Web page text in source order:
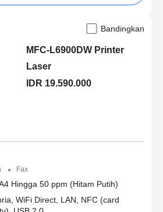
Bandingkan
MFC-L6900DW Printer
Laser
IDR 19.590.000
Fax
Hingga 50 ppm (Hitam Putih)
WiFi Direct, LAN, NFC (card